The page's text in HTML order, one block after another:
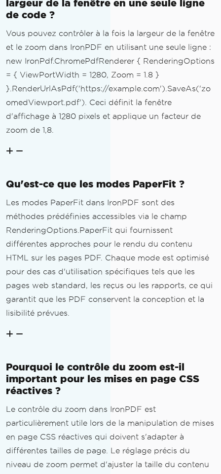
largeur de la fenêtre en une seule ligne
de code ?
Vous pouvez contrôler à la fois la largeur de la fenêtre
et le zoom dans IronPDF en utilisant une seule ligne :
new IronPdf.ChromePdfRenderer { RenderingOptions
= { ViewPortWidth = 1280, Zoom = 1.8 }
}.RenderUrlAsPdf('https://example.com').SaveAs('zo
omedViewport.pdf'). Ceci définit la fenêtre
d'affichage à 1280 pixels et applique un facteur de
zoom de 1,8.
Qu'est-ce que les modes PaperFit ?
Les modes PaperFit dans IronPDF sont des
méthodes prédéfinies accessibles via le champ
RenderingOptions.PaperFit qui fournissent
différentes approches pour le rendu du contenu
HTML sur les pages PDF. Chaque mode est optimisé
pour des cas d'utilisation spécifiques tels que les
pages web standard, les reçus ou les rapports, ce qui
garantit que les PDF conservent la conception et la
lisibilité prévues.
Pourquoi le contrôle du zoom est-il
important pour les mises en page CSS
réactives ?
Le contrôle du zoom dans IronPDF est
particulièrement utile lors de la manipulation de mises
en page CSS réactives qui doivent s'adapter à
différentes tailles de page. Le réglage précis du
niveau de zoom permet d'ajuster la taille du contenu